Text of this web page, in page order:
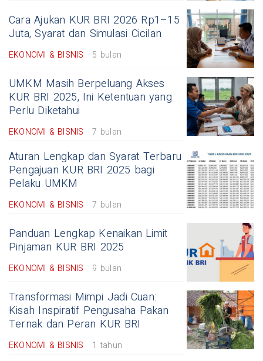
Cara Ajukan KUR BRI 2026 Rp1–15
Juta, Syarat dan Simulasi Cicilan
EKONOMI & BISNIS 5 bulan
UMKM Masih Berpeluang Akses
KUR BRI 2025, Ini Ketentuan yang
Perlu Diketahui
EKONOMI & BISNIS 7 bulan
Aturan Lengkap dan Syarat Terbaru
Pengajuan KUR BRI 2025 bagi
Pelaku UMKM
EKONOMI & BISNIS 7 bulan
Panduan Lengkap Kenaikan Limit
Pinjaman KUR BRI 2025
EKONOMI & BISNIS 9 bulan
Transformasi Mimpi Jadi Cuan:
Kisah Inspiratif Pengusaha Pakan
Ternak dan Peran KUR BRI
EKONOMI & BISNIS 1 tahun